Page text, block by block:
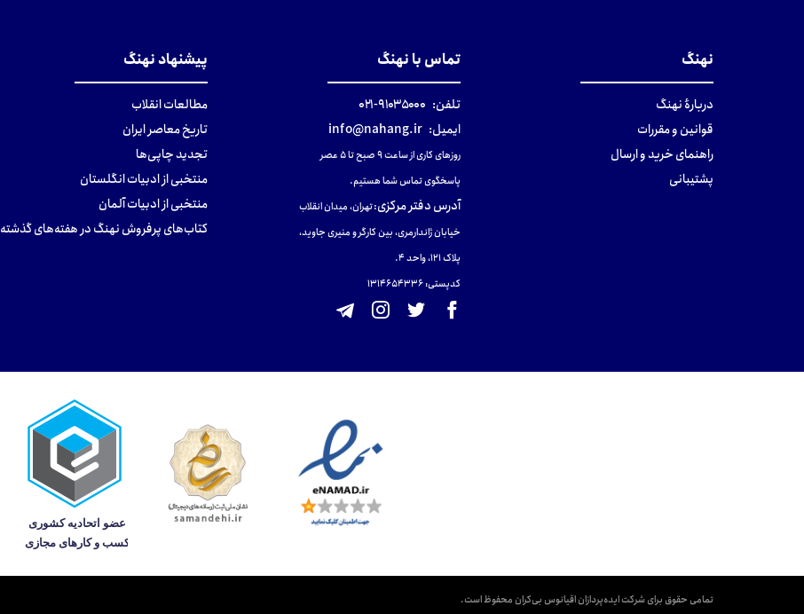
نهنگ
دربارهٔ نهنگ
قوانین و مقررات
راهنمای خرید و ارسال
پشتیبانی
تماس با نهنگ
تلفن: ۹۱۰۳۵۰۰۰-۰۲۱
ایمیل: info@nahang.ir
روزهای کاری از ساعت ۹ صبح تا ۵ عصر
پاسخگوی تماس شما هستیم.
آدرس دفتر مرکزی:تهران، میدان انقلاب
خیابان ژاندارمری، بین کارگر و منیری جاوید،
پلاک 121، واحد ۴.
کدپستی: 131465433۶
پیشنهاد نهنگ
مطالعات انقلاب
تاریخ معاصر ایران
تجدید چاپی‌ها
منتخبی از ادبیات انگلستان
منتخبی از ادبیات آلمان
کتاب‌های پرفروش نهنگ در هفته‌های گذشته
تمامی حقوق برای شرکت ایده‌پردازان اقیانوس بی‌کران محفوظ است.